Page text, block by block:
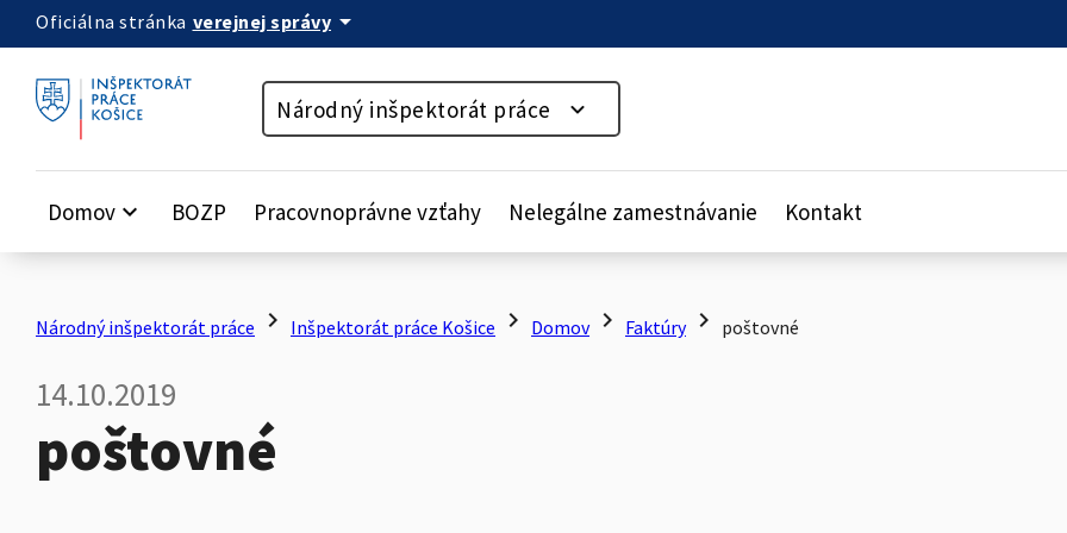
Preskočiť na obsah
Oficiálna stránka verejnej správy arrow_drop_down
Národný inšpektorát práce
Domov keyboard_arrow_down BOZP Pracovnoprávne vzťahy Nelegálne zamestnávanie Kontakt
Národný inšpektorát práce chevron_right Inšpektorát práce Košice chevron_right Domov chevron_right Faktúry chevron_right poštovné
14.10.2019
poštovné